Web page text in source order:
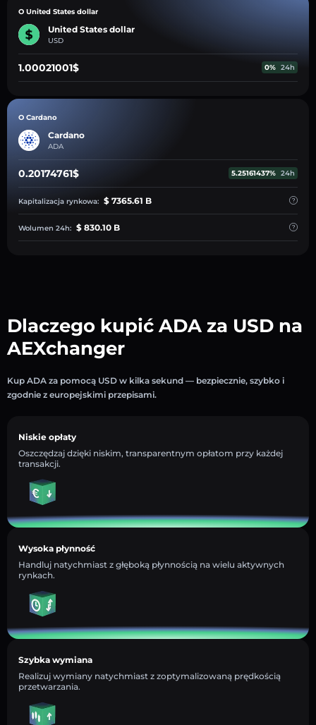
O United States dollar
United States dollar
USD
1.00021001$ 0% 24h
O Cardano
Cardano
ADA
0.20174761$ 5.25161437% 24h
Kapitalizacja rynkowa: $ 7365.61 B
Wolumen 24h: $ 830.10 B
Dlaczego kupić ADA za USD na
AEXchanger
Kup ADA za pomocą USD w kilka sekund — bezpiecznie, szybko i
zgodnie z europejskimi przepisami.
Niskie opłaty
Oszczędzaj dzięki niskim, transparentnym opłatom przy każdej
transakcji.
Wysoka płynność
Handluj natychmiast z głęboką płynnością na wielu aktywnych
rynkach.
Szybka wymiana
Realizuj wymiany natychmiast z zoptymalizowaną prędkością
przetwarzania.